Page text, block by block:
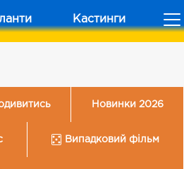
Кастинги
Новинки 2026
Випадковий фільм